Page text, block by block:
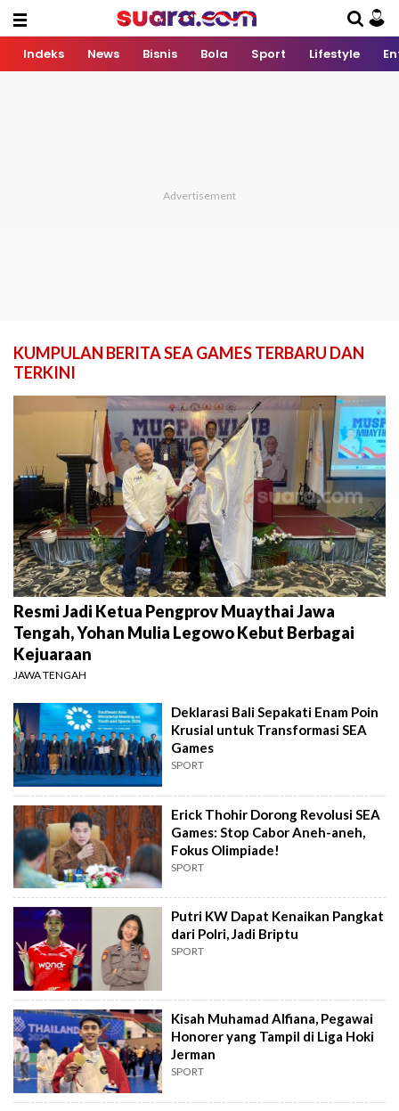
Indeks News Bisnis Bola Sport Lifestyle
KUMPULAN BERITA SEA GAMES TERBARU DAN
TERKINI
Resmi Jadi Ketua Pengprov Muaythai Jawa
Tengah, Yohan Mulia Legowo Kebut Berbagai
Kejuaraan
JAWA TENGAH
Deklarasi Bali Sepakati Enam Poin
Krusial untuk Transformasi SEA
Games
SPORT
Erick Thohir Dorong Revolusi SEA
Games: Stop Cabor Aneh-aneh,
Fokus Olimpiade!
SPORT
Putri KW Dapat Kenaikan Pangkat
dari Polri, Jadi Briptu
SPORT
Kisah Muhamad Alfiana, Pegawai
Honorer yang Tampil di Liga Hoki
Jerman
SPORT